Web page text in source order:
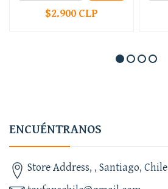
$2.900 CLP
ENCUÉNTRANOS
Store Address, , Santiago, Chile